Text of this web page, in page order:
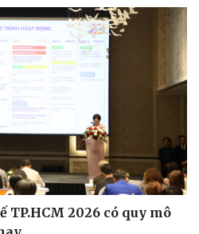
TP.HCM 2026 có quy mô